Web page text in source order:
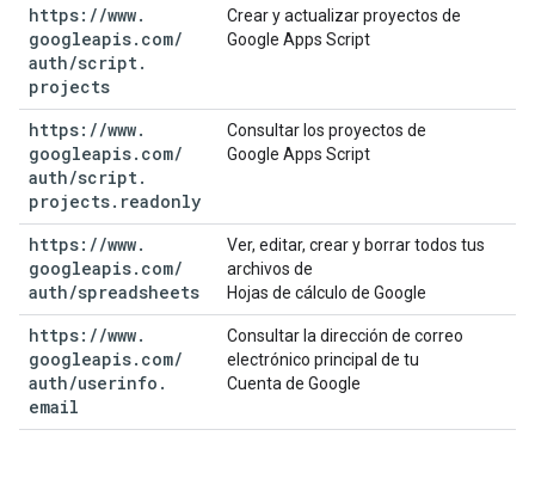
https: //www.
googleapis. com/
auth/script.
projects
Crear y actualizar proyectos de
Google Apps Script
https: //www.
googleapis. com/
auth/script.
projects. readonly
Consultar los proyectos de
Google Apps Script
https: //www.
googleapis. com/
auth/spreadsheets
Ver, editar, crear y borrar todos tus
archivos de
Hojas de cálculo de Google
https: //www.
googleapis. com/
auth/userinfo .
email
Consultar la dirección de correo
electrónico principal de tu
Cuenta de Google